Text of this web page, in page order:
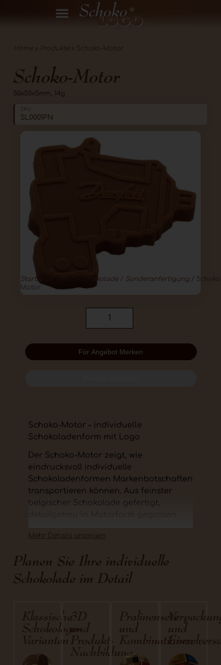
Home Produkte Schoko-Motor
Schoko-Motor
50x50x5mm, 14g
SL0001PN
Startseite Werbeschokolade/ Sonderanfertigung/
Motor
Für Angebot Merken
Schoko-Motor – individuelle
Schokoladenform mit Logo
Der Schoko-Motor zeigt, wie
eindrucksvoll individuelle
Schokoladenformen Markenbotschaften
transportieren können. Aus feinster
belgischer Schokolade gefertigt,
einem unvergesslichen Präsent.
Ob für Messen, Produkteinführungen
oder als kreatives Kundengeschenk: Mit
diesem außergewöhnlichen
Genuss. Verpackt in eleganten
Schachteln – wahlweise in Gold, Silber
oder vollflächig bedruckt – sorgt der
Schoko-Motor für einen starken Auftritt
Mehr Details anzeigen
Planen Sie Ihre individuelle
Schokolade im Detail
Klassische
Schokologo-
Varianten
3D
und
Produkt-
Nachbildung
Pralinensets
und
Kombinationen
und